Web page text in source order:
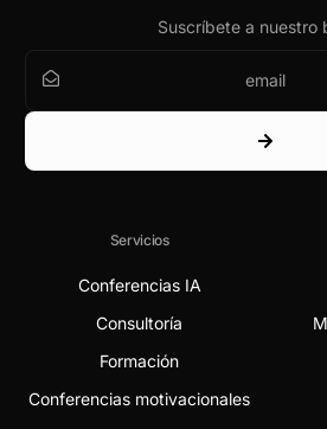
Suscríbete a nuestro
Servicios
Conferencias IA
Consultoría
Formación
Conferencias motivacionales